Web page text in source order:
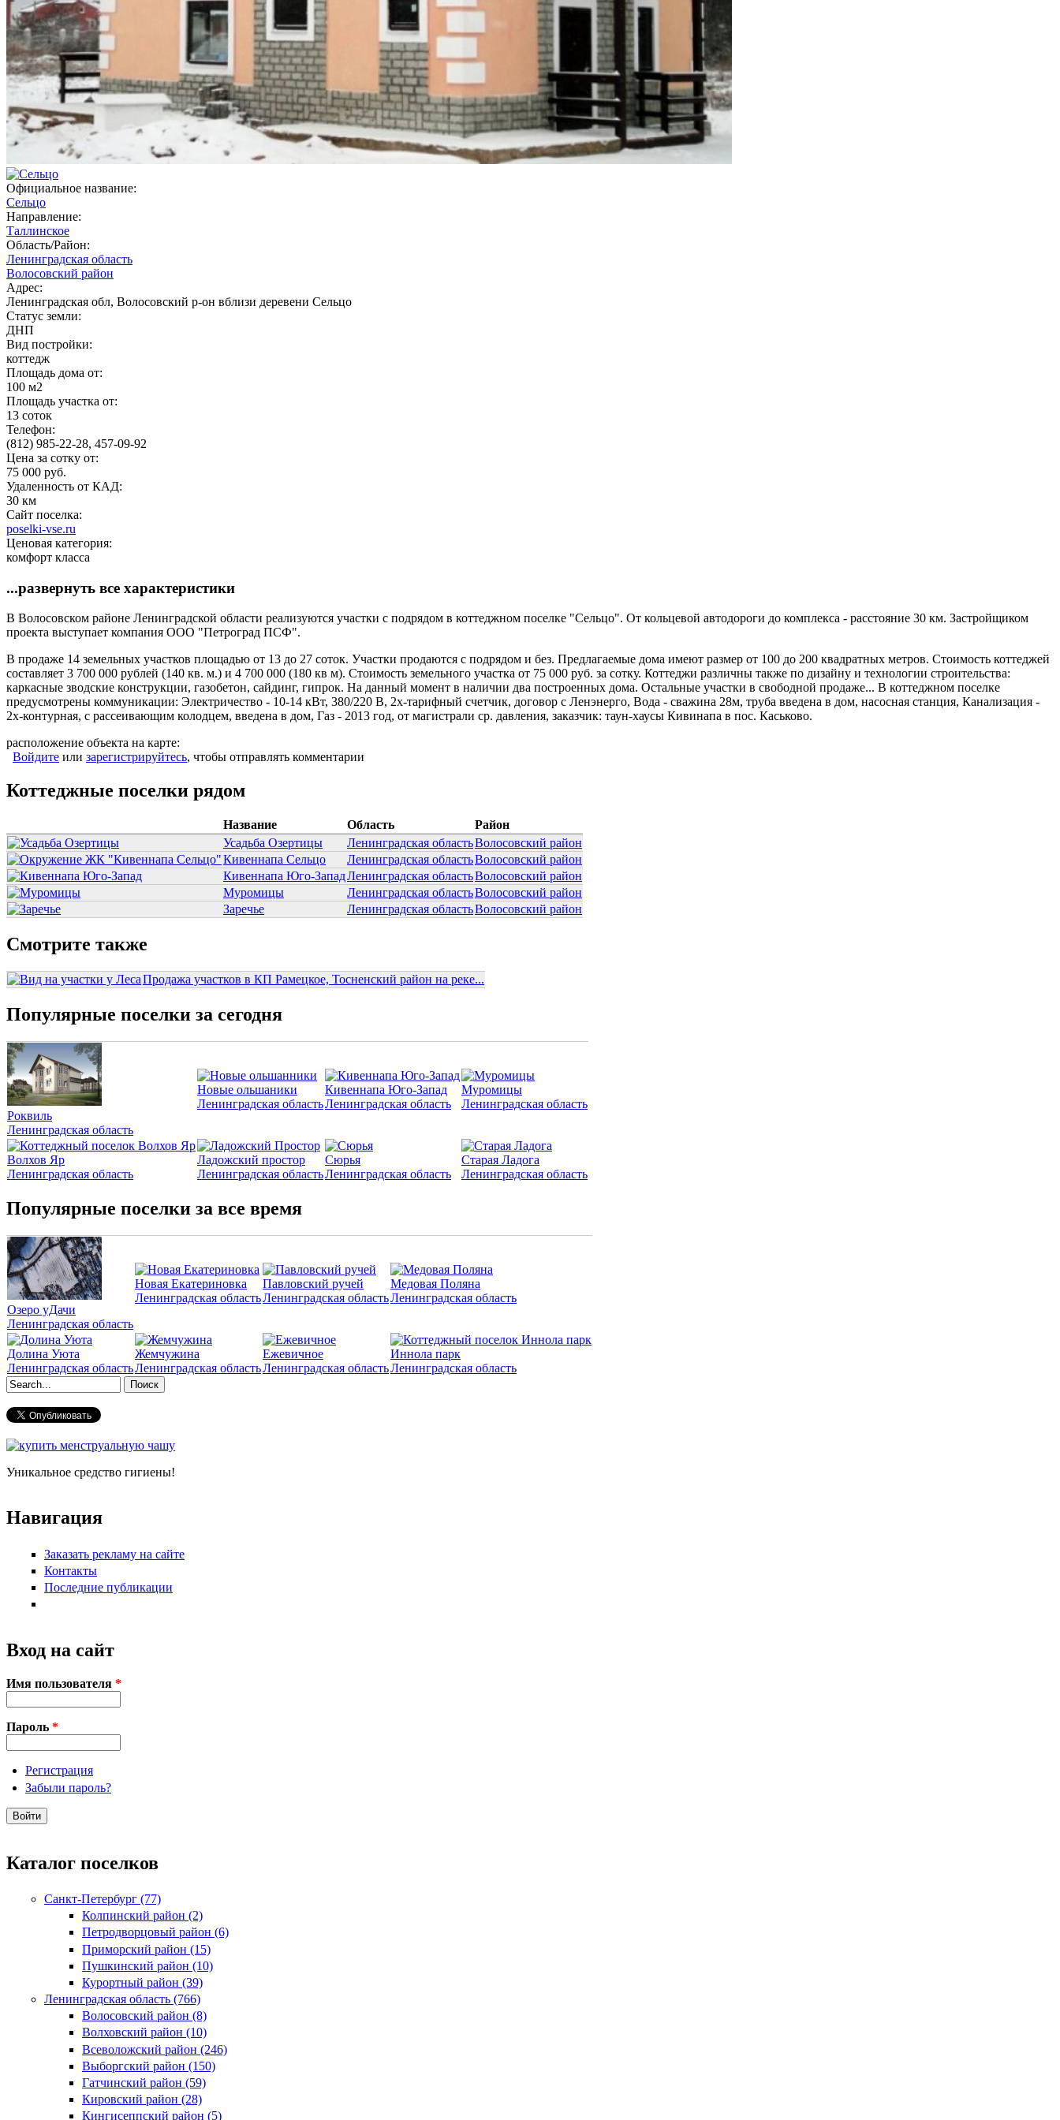
Официальное название:
Сельцо
Направление:
Таллинское
Область/Район:
Ленинградская область
Волосовский район
Адрес:
Ленинградская обл, Волосовский р-он вблизи деревени Сельцо
Статус земли:
ДНП
Вид постройки:
коттедж
Площадь дома от:
100 м2
Площадь участка от:
13 соток
Телефон:
(812) 985-22-28, 457-09-92
Цена за сотку от:
75 000 руб.
Удаленность от КАД:
30 км
Сайт поселка:
poselki-vse.ru
Ценовая категория:
комфорт класса
...развернуть все характеристики
В Волосовском районе Ленинградской области реализуются участки с подрядом в коттеджном поселке "Сельцо". От кольцевой автодороги до комплекса - расстояние 30 км. Застройщиком
проекта выступает компания ООО "Петроград ПСФ".
В продаже 14 земельных участков площадью от 13 до 27 соток. Участки продаются с подрядом и без. Предлагаемые дома имеют размер от 100 до 200 квадратных метров. Стоимость коттеджей
составляет 3 700 000 рублей (140 кв. м.) и 4 700 000 (180 кв м). Стоимость земельного участка от 75 000 руб. за сотку. Коттеджи различны также по дизайну и технологии строительства:
каркасные зводские конструкции, газобетон, сайдинг, гипрок. На данный момент в наличии два построенных дома. Остальные участки в свободной продаже... В коттеджном поселке
предусмотрены коммуникации: Электричество - 10-14 кВт, 380/220 В, 2х-тарифный счетчик, договор с Ленэнерго, Вода - сважина 28м, труба введена в дом, насосная станция, Канализация -
2х-контурная, с рассеивающим колодцем, введена в дом, Газ - 2013 год, от магистрали ср. давления, заказчик: таун-хаусы Кивинапа в пос. Каськово.
расположение объекта на карте:
Войдите или зарегистрируйтесь, чтобы отправлять комментарии
Коттеджные поселки рядом
Название Область
Район
Усадьба Озертицы
Ленинградская областьВолосовский район
Кивеннапа Сельцо
Ленинградская областьВолосовский район
Кивеннапа Юго-ЗападЛенинградская областьВолосовский район
Муромицы
Ленинградская областьВолосовский район
Заречье
Ленинградская областьВолосовский район
Смотрите также
Продажа участков в КП Рамецкое, Тосненский район на реке...
Популярные поселки за сегодня
Роквиль
Ленинградская область
Новые ольшаники
Ленинградская область
Кивеннапа Юго-Запад
Ленинградская область
Муромицы
Ленинградская область
Волхов Яр
Ленинградская область
Ладожский простор
Ленинградская область
Сюрья
Ленинградская область
Старая Ладога
Ленинградская область
Популярные поселки за все время
Озеро уДачи
Ленинградская область
Новая Екатериновка
Ленинградская область
Павловский ручей
Ленинградская область
Медовая Поляна
Ленинградская область
Долина Уюта
Ленинградская область
Жемчужина
Ленинградская область
Ежевичное
Ленинградская область
Иннола парк
Ленинградская область
Форма поиска
Уникальное средство гигиены!
Навигация
Заказать рекламу на сайте
Контакты
Последние публикации
Вход на сайт
Имя пользователя *
Пароль *
Регистрация
Забыли пароль?
Каталог поселков
Санкт-Петербург (77)
Колпинский район (2)
Петродворцовый район (6)
Приморский район (15)
Пушкинский район (10)
Курортный район (39)
Ленинградская область (766)
Волосовский район (8)
Волховский район (10)
Всеволожский район (246)
Выборгский район (150)
Гатчинский район (59)
Кировский район (28)
Кингисеппский район (5)